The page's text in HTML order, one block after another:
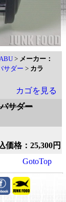
> メーカー：
サダー > カラ
カゴを見る
サダー
格：25,300円
GotoTop